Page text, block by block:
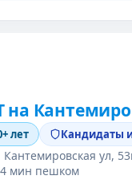
на
лет Кандидаты
Кантемировская ул,
4 мин пешком